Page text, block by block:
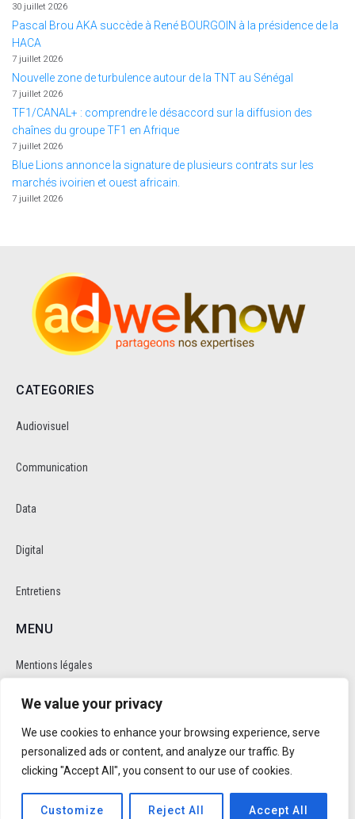
We value your privacy
We use cookies to enhance your browsing experience, serve
personalized ads or content, and analyze our traffic. By
clicking "Accept All", you consent to our use of cookies.
Customize Reject All Accept All
30 juillet 2026
Pascal Brou AKA succède à René BOURGOIN à la présidence de la
HACA
7 juillet 2026
Nouvelle zone de turbulence autour de la TNT au Sénégal
7 juillet 2026
TF1/CANAL+ : comprendre le désaccord sur la diffusion des
chaînes du groupe TF1 en Afrique
7 juillet 2026
Blue Lions annonce la signature de plusieurs contrats sur les
marchés ivoirien et ouest africain.
7 juillet 2026
CATEGORIES
Audiovisuel
Communication
Data
Digital
Entretiens
MENU
Mentions légales
Politique de cookie et de confidentalité
RÉSEAUX SOCIAUX